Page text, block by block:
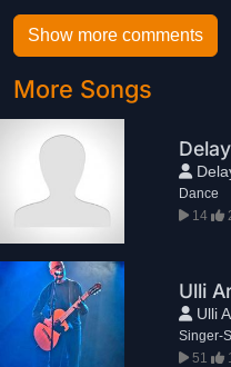
Show more comments
More Songs
Dance
14
Ulli
Ulli
Singer-
51